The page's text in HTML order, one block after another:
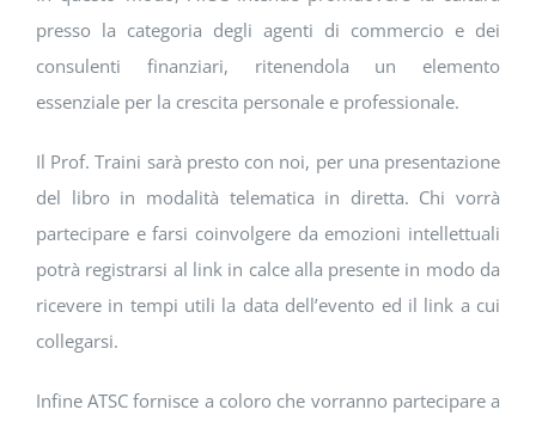
presso la categoria degli agenti di commercio e dei
consulenti finanziari, ritenendola un elemento
essenziale per la crescita personale e professionale.
Il Prof. Traini sarà presto con noi, per una presentazione
del libro in modalità telematica in diretta. Chi vorrà
partecipare e farsi coinvolgere da emozioni intellettuali
potrà registrarsi al link in calce alla presente in modo da
ricevere in tempi utili la data dell’evento ed il link a cui
collegarsi.
Infine ATSC fornisce a coloro che vorranno partecipare a